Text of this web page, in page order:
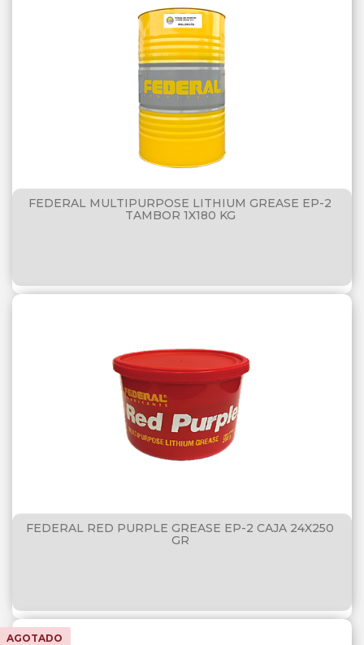
FEDERAL MULTIPURPOSE LITHIUM GREASE EP-2
TAMBOR 1X180 KG
FEDERAL RED PURPLE GREASE EP-2 CAJA 24X250
GR
AGOTADO